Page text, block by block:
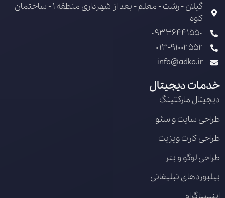
گیلان - رشت - معلم - بعد از شهرداری منطقه 1 - ساختمان
کاوه
09336441550
013-91002552
info@adko.ir
خدمات دیجیتال
دیجیتال مارکتینگ
طراحی سایت و سئو
طراحی کارت ویزیت
طراحی لوگو و بنر
بیلبوردهای تبلیغاتی